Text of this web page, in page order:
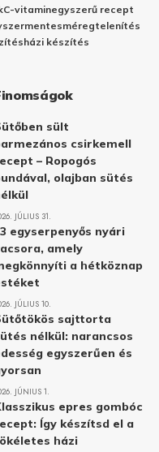
C-vitaminegyszerű recept
méregtelenítés
házi készítés
sült
csirkemell
– Ropogós
olajban sütés
JÚLIUS 31.
egyserpenyős nyári
amely
a hétköznap
JÚLIUS 10.
sajttorta
nélkül: narancsos
egyszerűen és
JÚNIUS 1.
epres gombóc
Így készítsd el a
házi